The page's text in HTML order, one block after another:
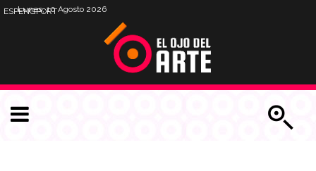
Lunes, 10 Agosto 2026
ESPENGPORT